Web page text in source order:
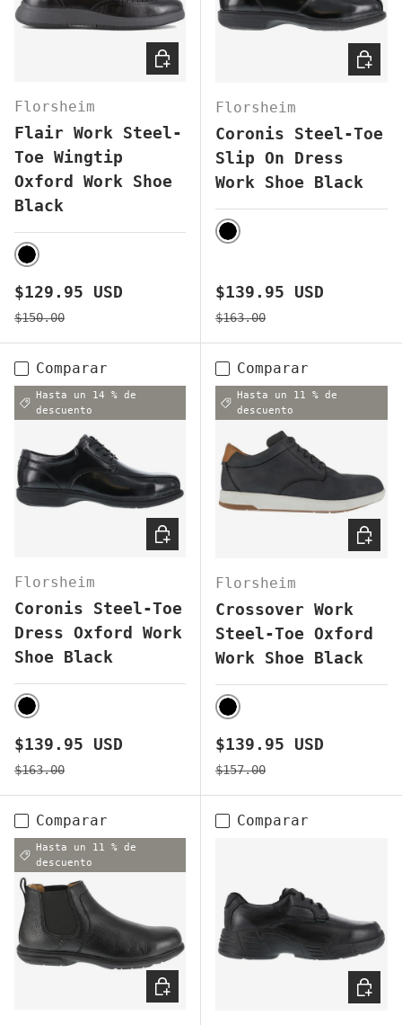
Florsheim
Flair Work Steel-
Toe Wingtip
Oxford Work Shoe
Black
BLACK
Precio de venta
$129.95 USD
Precio normal
$150.00
ELEGIR OPCIONES
Florsheim
Coronis Steel-Toe
Slip On Dress
Work Shoe Black
BLACK
Precio de venta
$139.95 USD
Precio normal
$163.00
Comparar
Hasta un 14 % de
descuento
Florsheim
Coronis Steel-Toe
Dress Oxford Work
Shoe Black
BLACK
Precio de venta
$139.95 USD
Precio normal
$163.00
ELEGIR OPCIONES
Comparar
Hasta un 11 % de
descuento
Florsheim
Crossover Work
Steel-Toe Oxford
Work Shoe Black
BLACK
Precio de venta
$139.95 USD
Precio normal
$157.00
Comparar
Hasta un 11 % de
descuento
ELEGIR OPCIONES
Comparar